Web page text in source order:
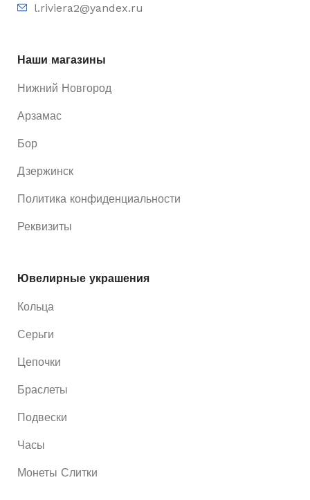
l.riviera2@yandex.ru
Наши магазины
Нижний Новгород
Арзамас
Бор
Дзержинск
Политика конфиденциальности
Реквизиты
Ювелирные украшения
Кольца
Серьги
Цепочки
Браслеты
Подвески
Часы
Монеты Слитки